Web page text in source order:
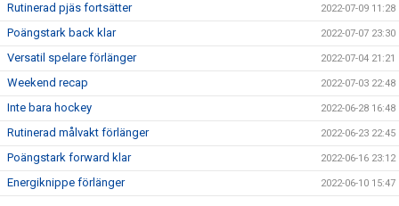
Rutinerad pjäs fortsätter 2022-07-09 11:28
Poängstark back klar 2022-07-07 23:30
Versatil spelare förlänger 2022-07-04 21:21
Weekend recap 2022-07-03 22:48
Inte bara hockey 2022-06-28 16:48
Rutinerad målvakt förlänger 2022-06-23 22:45
Poängstark forward klar 2022-06-16 23:12
Energiknippe förlänger 2022-06-10 15:47